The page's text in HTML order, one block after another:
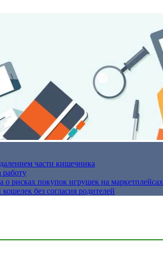
части кишечника
о рисках покупок игрушек на маркетплейсах
без согласия родителей